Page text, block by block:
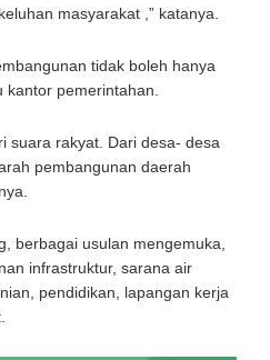
masyarakat ,” katanya.
tidak boleh hanya
pemerintahan.
suara rakyat. Dari desa- desa
pembangunan daerah
berbagai usulan mengemuka,
infrastruktur, sarana air
pendidikan, lapangan kerja